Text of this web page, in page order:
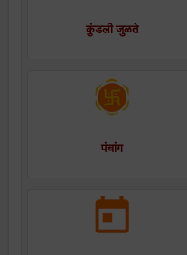
कुंडली जुळते
पंचांग